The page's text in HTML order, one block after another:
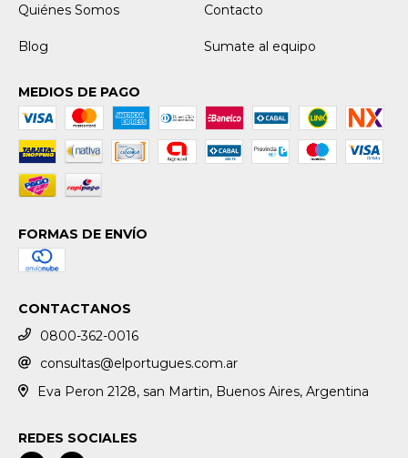
Quiénes Somos Contacto
Blog Sumate al equipo
MEDIOS DE PAGO
FORMAS DE ENVÍO
CONTACTANOS
0800-362-0016
consultas@elportugues.com.ar
Eva Peron 2128, san Martin, Buenos Aires, Argentina
REDES SOCIALES